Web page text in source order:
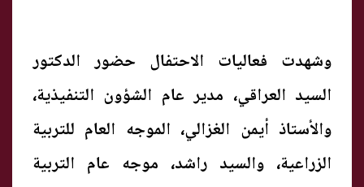
وشهدت فعاليات الاحتفال حضور الدكتور
السيد العراقي، مدير عام الشؤون التنفيذية،
والأستاذ أيمن الغزالي، الموجه العام للتربية
الزراعية، والسيد راشد، موجه عام التربية